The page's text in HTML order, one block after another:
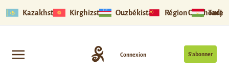
Kazakhstan Kirghizstan Ouzbékistan Région Ouïghoure
S’abonner
Connexion